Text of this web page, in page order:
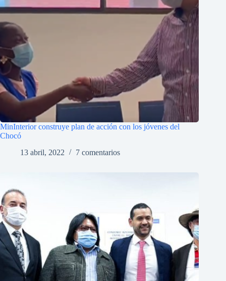
MinInterior construye plan de acción con los jóvenes del
Chocó
13 abril, 2022
7 comentarios